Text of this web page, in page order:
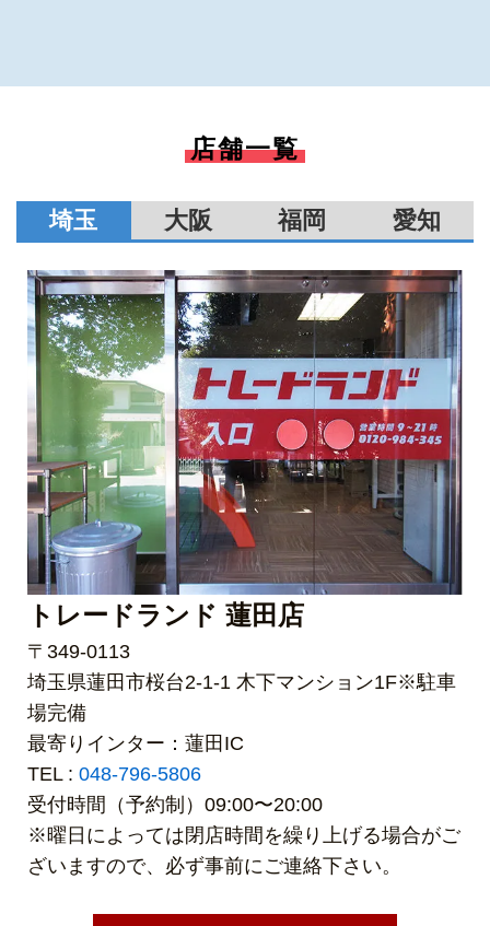
店舗一覧
埼玉 大阪 福岡 愛知
トレードランド 蓮田店
〒349-0113
埼玉県蓮田市桜台2-1-1 木下マンション1F※駐車
場完備
最寄りインター：蓮田IC
TEL : 048-796-5806
受付時間（予約制）09:00〜20:00
※曜日によっては閉店時間を繰り上げる場合がご
ざいますので、必ず事前にご連絡下さい。